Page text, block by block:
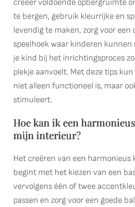
creëer voldoende opbergruimte
te bergen, gebruik kleurrijke en
levendig te maken, zorg voor
speelhoek waar kinderen
je kind bij het inrichtingsproces
plekje aanvoelt. Met deze tips
niet alleen functioneel is, maar
stimuleert.
Hoe kan ik een
mijn interieur?
Het creëren van een
begint met het kiezen van een
vervolgens één of twee
passen en zorg voor een goede